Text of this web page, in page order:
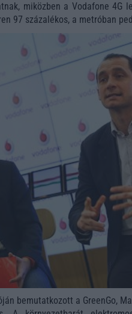
miközben a Vodafone 4G
97 százalékos, a metróban
bemutatkozott a GreenGo,